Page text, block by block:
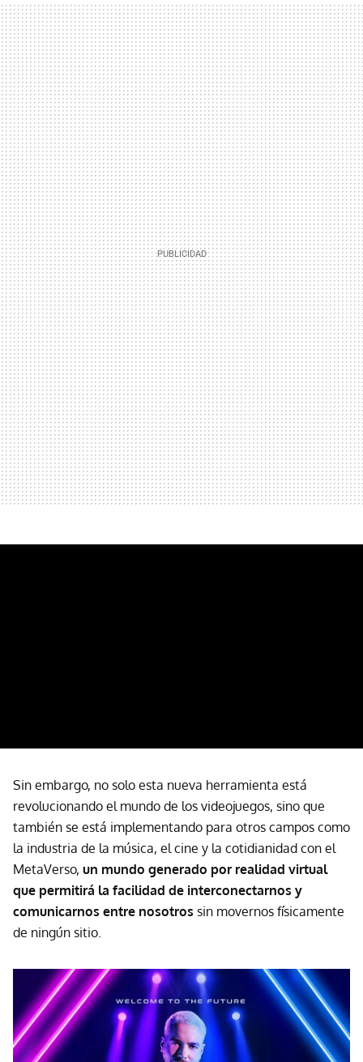
Sin embargo, no solo esta nueva herramienta está
revolucionando el mundo de los videojuegos, sino que
también se está implementando para otros campos como
la industria de la música, el cine y la cotidianidad con el
MetaVerso, un mundo generado por realidad virtual
que permitirá la facilidad de interconectarnos y
comunicarnos entre nosotros sin movernos físicamente
de ningún sitio.